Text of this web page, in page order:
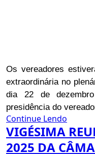
Os vereadores
extraordinária no
dia 22 de
presidência do
Continue Lendo
VIGÉSIMA
2025 DA